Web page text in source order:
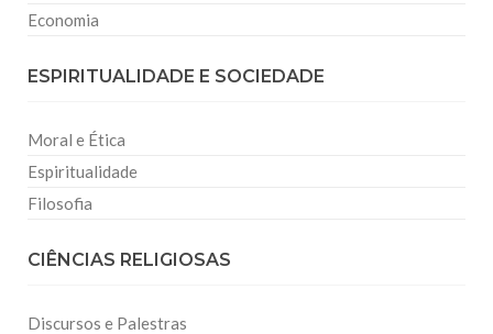
Economia
ESPIRITUALIDADE E SOCIEDADE
Moral e Ética
Espiritualidade
Filosofia
CIÊNCIAS RELIGIOSAS
Discursos e Palestras